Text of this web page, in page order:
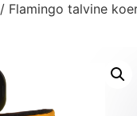
/ Flamingo talvine